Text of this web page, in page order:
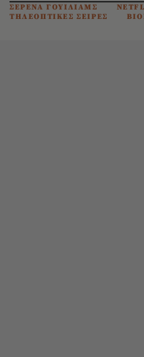
ΣΕΡΕΝΑ ΓΟΥΙΛΙΑΜΣ
ΤΗΛΕΟΠΤΙΚΕΣ ΣΕΙΡΕΣ